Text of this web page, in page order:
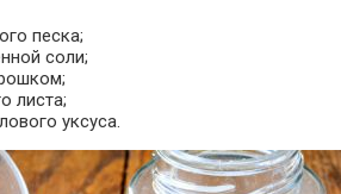
песка;
соли;
листа;
уксуса.